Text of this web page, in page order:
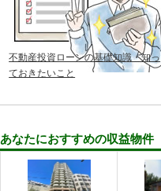
不動産投資ローンの基礎知識・知っ
ておきたいこと
あなたにおすすめの収益物件